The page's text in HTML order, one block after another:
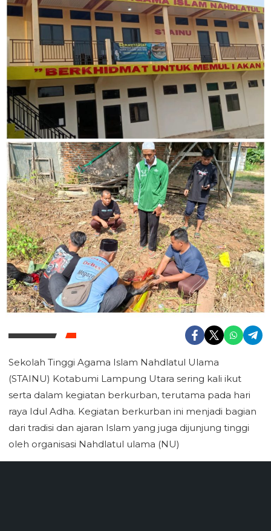
Sekolah Tinggi Agama Islam Nahdlatul Ulama
(STAINU) Kotabumi Lampung Utara sering kali ikut
serta dalam kegiatan berkurban, terutama pada hari
raya Idul Adha. Kegiatan berkurban ini menjadi bagian
dari tradisi dan ajaran Islam yang juga dijunjung tinggi
oleh organisasi Nahdlatul ulama (NU)